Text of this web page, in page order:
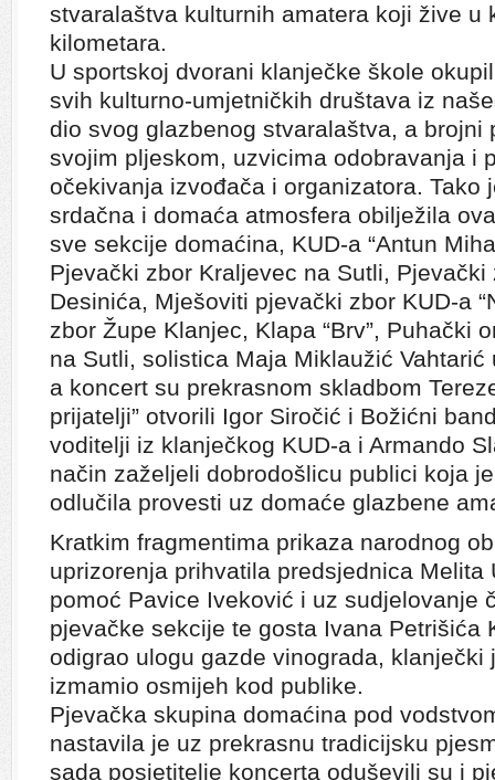
stvaralaštva kulturnih amatera koji žive u
kilometara.
U sportskoj dvorani klanječke škole
svih kulturno-umjetničkih društava iz
dio svog glazbenog stvaralaštva, a brojni
svojim pljeskom, uzvicima odobravanja i
očekivanja izvođača i organizatora. Tako
srdačna i domaća atmosfera obilježila
sve sekcije domaćina, KUD-a “Antun
Pjevački zbor Kraljevec na Sutli, Pjevački
Desinića, Mješoviti pjevački zbor KUD-a
zbor Župe Klanjec, Klapa “Brv”, Puhački
na Sutli, solistica Maja Miklaužić
a koncert su prekrasnom skladbom
prijatelji” otvorili Igor Siročić i Božićni
voditelji iz klanječkog KUD-a i Armando
način zaželjeli dobrodošlicu publici koja
odlučila provesti uz domaće glazbene
Kratkim fragmentima prikaza narodnog
uprizorenja prihvatila predsjednica Melita
pomoć Pavice Iveković i uz sudjelovanje
pjevačke sekcije te gosta Ivana Petrišića
odigrao ulogu gazde vinograda, klanječki
izmamio osmijeh kod publike.
Pjevačka skupina domaćina pod
nastavila je uz prekrasnu tradicijsku
sada posjetitelje koncerta oduševili su i